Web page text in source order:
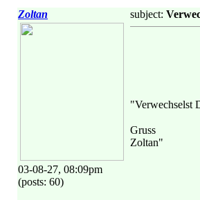
Zoltan
03-08-27, 08:09pm
(posts: 60)
subject:
"Verwechselst
Gruss
Zoltan"